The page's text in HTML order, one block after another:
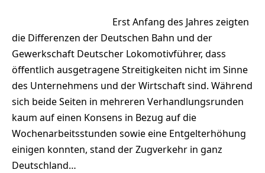
Erst Anfang des Jahres zeigten
die Differenzen der Deutschen Bahn und der
Gewerkschaft Deutscher Lokomotivführer, dass
öffentlich ausgetragene Streitigkeiten nicht im Sinne
des Unternehmens und der Wirtschaft sind. Während
sich beide Seiten in mehreren Verhandlungsrunden
kaum auf einen Konsens in Bezug auf die
Wochenarbeitsstunden sowie eine Entgelterhöhung
einigen konnten, stand der Zugverkehr in ganz
Deutschland…